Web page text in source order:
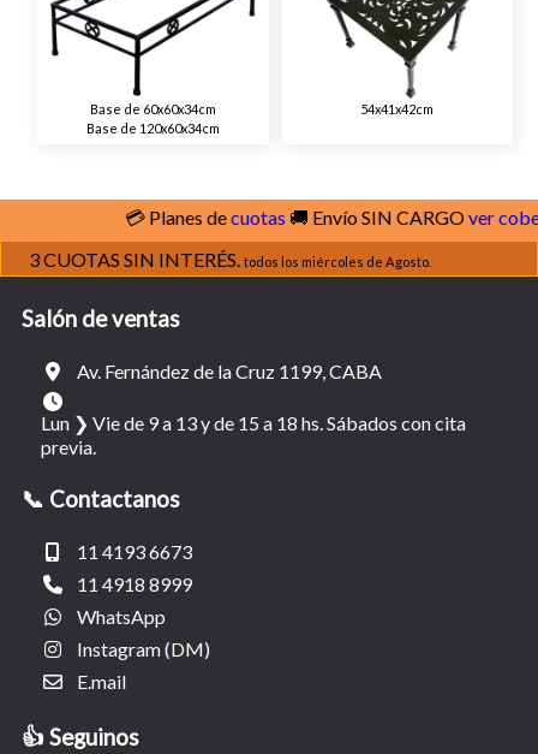
Base de 60x60x34cm
Base de 120x60x34cm
54x41x42cm
💳 Planes decuotas🚚 Envío SIN CARGOver cobertura
3 CUOTAS SIN INTERÉS. todos los miércoles de Agosto.
Salón de ventas
Av. Fernández de la Cruz 1199, CABA
Lun ❯ Vie de 9 a 13 y de 15 a 18 hs. Sábados con cita
previa.
📞 Contactanos
11 4193 6673
11 4918 8999
WhatsApp
Instagram (DM)
E.mail
👍 Seguinos